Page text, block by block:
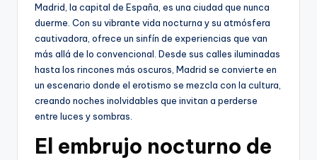
Madrid, la capital de España, es una ciudad que nunca
duerme. Con su vibrante vida nocturna y su atmósfera
cautivadora, ofrece un sinfín de experiencias que van
más allá de lo convencional. Desde sus calles iluminadas
hasta los rincones más oscuros, Madrid se convierte en
un escenario donde el erotismo se mezcla con la cultura,
creando noches inolvidables que invitan a perderse
entre luces y sombras.
El embrujo nocturno de